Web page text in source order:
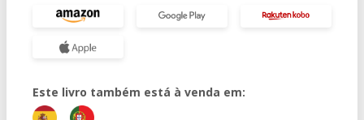
Este livro também está à venda em: